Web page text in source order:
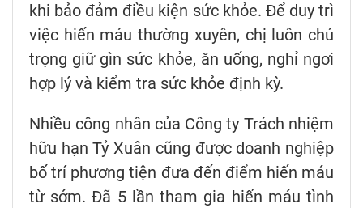
khi bảo đảm điều kiện sức khỏe. Để duy trì
việc hiến máu thường xuyên, chị luôn chú
trọng giữ gìn sức khỏe, ăn uống, nghỉ ngơi
hợp lý và kiểm tra sức khỏe định kỳ.
Nhiều công nhân của Công ty Trách nhiệm
hữu hạn Tỷ Xuân cũng được doanh nghiệp
bố trí phương tiện đưa đến điểm hiến máu
từ sớm. Đã 5 lần tham gia hiến máu tình